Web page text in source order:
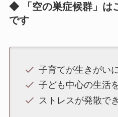
◆ 「空の巣症候群」は
です
子育てが生きがい
子ども中心の生活
ストレスが発散で